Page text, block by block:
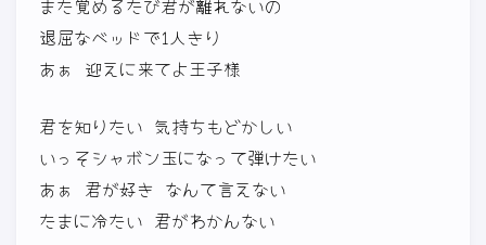
また覚めるたび君が離れないの
退屈なベッドで1人きり
あぁ 迎えに来てよ王子様
君を知りたい 気持ちもどかしい
いっそシャボン玉になって弾けたい
あぁ 君が好き なんて言えない
たまに冷たい 君がわかんない